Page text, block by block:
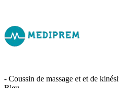
- Coussin de massage et et de